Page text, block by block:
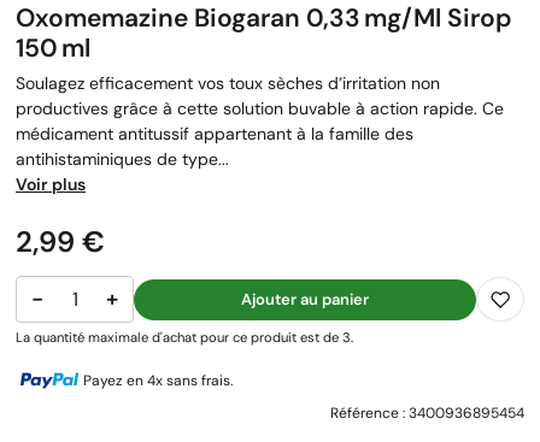
Oxomemazine Biogaran 0,33 Mg/ml Sirop
150 Ml
Soulagez efficacement vos toux sèches d’irritation non
productives grâce à cette solution buvable à action rapide. Ce
médicament antitussif appartenant à la famille des
antihistaminiques de type...
Voir plus
Prix
2,99 €
− + Ajouter au panier
La quantité maximale d'achat pour ce produit est de 3.
Payez en 4x sans frais.
Référence :3400936895454